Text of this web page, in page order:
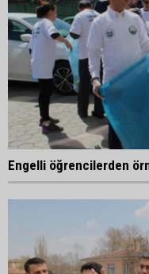
Engelli öğrencilerden